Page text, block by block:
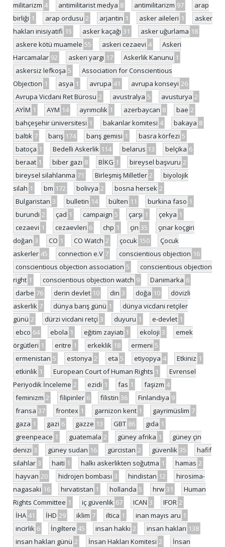
militarizm 4 antimilitarist medya 8 antimilitarizm 97
arap
birliği 1 arap ordusu 2 arjantin 1 asker aileleri 1
asker
hakları inisiyatifi 15 asker kaçağı 31 asker uğurlama 18
askere kötü muamele 55 askeri cezaevi 4
Askeri
Harcamalar 92 askeri yargı 17 Askerlik Kanunu 1
askersiz lefkoşa 5
Association for Conscientious
Objection 1 asya 1 avrupa 41 avrupa konseyi 26
Avrupa Vicdani Ret Bürosu 2 avustralya 5 avusturya 2
AYİM 1 AYM 14 ayrımcılık 1 azerbaycan 8 bae 2
bahçeşehir üniversitesi 1 bakanlar komitesi 4 bakaya 8
baltık 7 barış 174 barış gemisi 1 basra körfezi 5
batoça 1 Bedelli Askerlik 114 belarus 13 belçika 6
beraat 1 biber gazı 8 BİKG 1 bireysel başvuru 2
bireysel silahlanma 71 Birleşmiş Milletler 2
biyolojik
silah 1 bm 172 bolivya 2 bosna hersek 2
Bulgaristan 3 bulletin 14 bülten 11 burkina faso 1
burundi 2 çad 1 campaign 5 çarşı 1 çekya 1
cezaevi 1 cezaevleri 6 chp 1 çin 35
çınar koçgiri
doğan 3 CO 1 CO Watch 2 çocuk 150
Çocuk
askerler 45 connection e.V 7 conscientious objection 16
conscientious objection association 5
conscientious objection
right 1 conscientious objection watch 9 Danimarka 6
darbe 76 derin devlet 10 din 3 doğa 10
dövizli
askerlik 7 dünya barış günü 1
dünya vicdani retçiler
günü 2 dürzi vicdani retçi 3 duyuru 1 e-devlet 1
ebco 64 ebola 1 eğitim zayiatı 1 ekoloji 3
emek
örgütleri 1 eritre 1 erkeklik 18 ermeni 5
ermenistan 5 estonya 2 eta 5 etiyopya 4 Etkiniz 1
etkinlik 1 European Court of Human Rights 1
Evrensel
Periyodik İnceleme 2 ezidi 1 fas 1 faşizm 4
feminizm 2 filipinler 6 filistin 36 Finlandiya 9
fransa 37 frontex 1 garnizon kent 1 gayrimüslim 7
gaza 1 gazi 6 gazze 13 GBT 86 gıda 1
greenpeace 1 guatemala 2 güney afrika 1
güney çin
denizi 3 güney sudan 16 gürcistan 2 güvenlik 35
hafif
silahlar 3 haiti 1 halkı askerlikten soğutma 1 hamas 2
hayvan 20 hidrojen bombası 3 hindistan 12
hirosima-
nagasaki 16 hırvatistan 1 hollanda 5 hrw 31
Human
Rights Committee 1 iç güvenlik 67 ICAN 3 IFOR 2
İHA 41 İHD 29 iklim 7 iltica 1 inan mayıs aru 1
incirlik 6 İngiltere 45 insan hakkı 2 insan hakları 138
insan hakları günü 2 İnsan Hakları Komitesi 2
İnsan